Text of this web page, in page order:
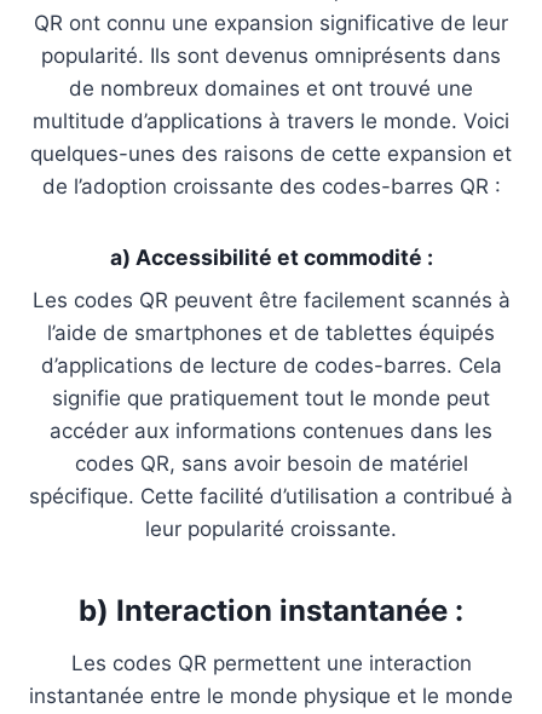
QR ont connu une expansion significative de leur
popularité. Ils sont devenus omniprésents dans
de nombreux domaines et ont trouvé une
multitude d’applications à travers le monde. Voici
quelques-unes des raisons de cette expansion et
de l’adoption croissante des codes-barres QR :
a) Accessibilité et commodité :
Les codes QR peuvent être facilement scannés à
l’aide de smartphones et de tablettes équipés
d’applications de lecture de codes-barres. Cela
signifie que pratiquement tout le monde peut
accéder aux informations contenues dans les
codes QR, sans avoir besoin de matériel
spécifique. Cette facilité d’utilisation a contribué à
leur popularité croissante.
b) Interaction instantanée :
Les codes QR permettent une interaction
instantanée entre le monde physique et le monde